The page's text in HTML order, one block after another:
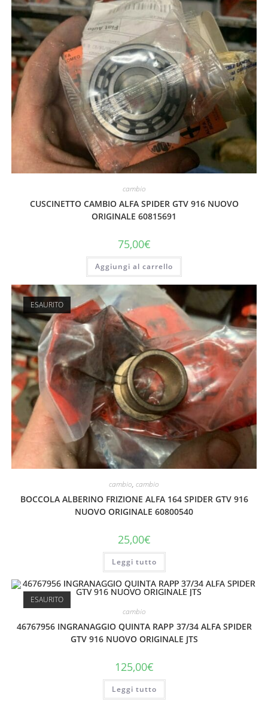
cambio
CUSCINETTO CAMBIO ALFA SPIDER GTV 916 NUOVO
ORIGINALE 60815691
75,00€
Aggiungi al carrello
ESAURITO
cambio, cambio
BOCCOLA ALBERINO FRIZIONE ALFA 164 SPIDER GTV 916
NUOVO ORIGINALE 60800540
25,00€
Leggi tutto
ESAURITO
cambio
46767956 INGRANAGGIO QUINTA RAPP 37/34 ALFA SPIDER
GTV 916 NUOVO ORIGINALE JTS
125,00€
Leggi tutto